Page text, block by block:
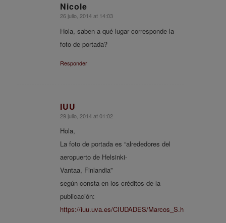
Nicole
says:
26 julio, 2014 at 14:03
Hola, saben a qué lugar corresponde la
foto de portada?
Responder
IUU
says:
29 julio, 2014 at 01:02
Hola,
La foto de portada es “alrededores del
aeropuerto de Helsinki-
Vantaa, Finlandia”
según consta en los créditos de la
publicación:
https://iuu.uva.es/CIUDADES/Marcos_S.htm